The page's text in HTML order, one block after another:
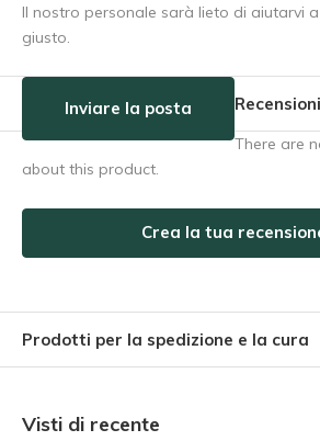
Il nostro personale sarà lieto di aiutarvi
giusto.
Inviare la posta Recensioni
There are
about this product.
Crea la tua
Prodotti per la spedizione e la cura
Visti di recente